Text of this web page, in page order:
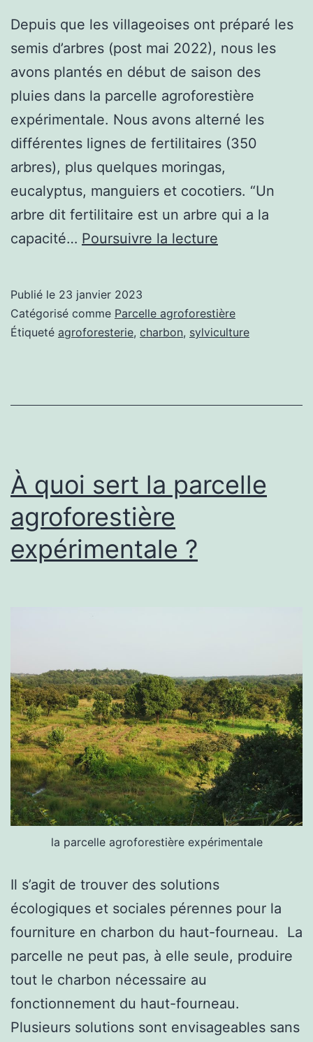
Depuis que les villageoises ont préparé les
semis d’arbres (post mai 2022), nous les
avons plantés en début de saison des
pluies dans la parcelle agroforestière
expérimentale. Nous avons alterné les
différentes lignes de fertilitaires (350
arbres), plus quelques moringas,
eucalyptus, manguiers et cocotiers. “Un
arbre dit fertilitaire est un arbre qui a la
capacité… Poursuivre la lecture
nos
plantations
Publié le 23 janvier 2023
Catégorisé comme Parcelle agroforestière
Étiqueté agroforesterie, charbon, sylviculture
À quoi sert la parcelle
agroforestière
expérimentale ?
la parcelle agroforestière expérimentale
Il s’agit de trouver des solutions
écologiques et sociales pérennes pour la
fourniture en charbon du haut-fourneau. La
parcelle ne peut pas, à elle seule, produire
tout le charbon nécessaire au
fonctionnement du haut-fourneau.
Plusieurs solutions sont envisageables sans